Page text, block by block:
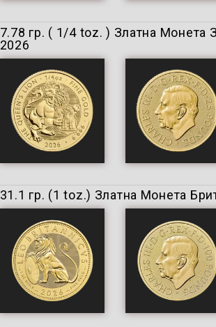
7.78 гр. ( 1/4 toz. ) Златна Монета
2026
31.1 гр. (1 toz.) Златна Монета